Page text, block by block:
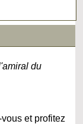
du
et profitez